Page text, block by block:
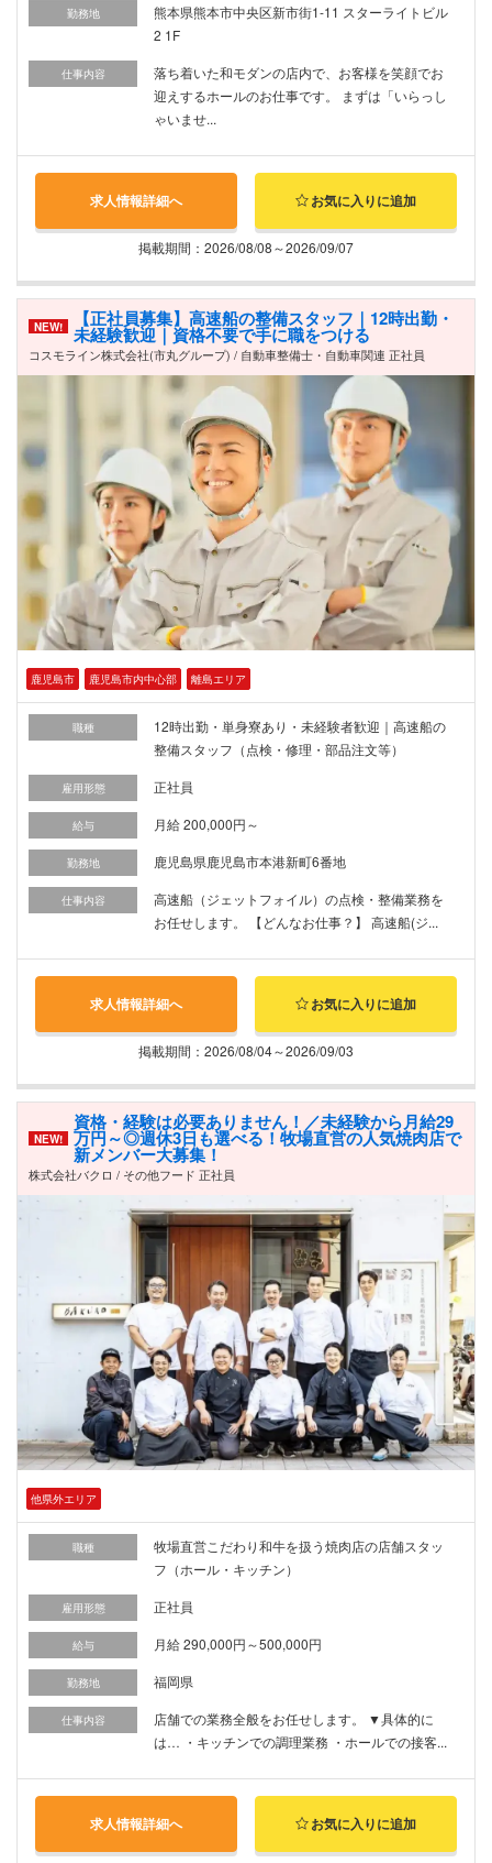
勤務地
熊本県熊本市中央区新市街1-11 スターライトビル
2 1F
仕事内容
落ち着いた和モダンの店内で、お客様を笑顔でお
迎えするホールのお仕事です。 まずは「いらっし
ゃいませ...
求人情報詳細へ お気に入りに追加
掲載期間：2026/08/08～2026/09/07
NEW! 【正社員募集】高速船の整備スタッフ｜12時出勤・
未経験歓迎｜資格不要で手に職をつける
コスモライン株式会社(市丸グループ) / 自動車整備士・自動車関連 正社員
鹿児島市 鹿児島市内中心部 離島エリア
職種
12時出勤・単身寮あり・未経験者歓迎｜高速船の
整備スタッフ（点検・修理・部品注文等）
雇用形態 正社員
給与 月給 200,000円～
勤務地 鹿児島県鹿児島市本港新町6番地
仕事内容
高速船（ジェットフォイル）の点検・整備業務を
お任せします。 【どんなお仕事？】 高速船(ジ...
求人情報詳細へ お気に入りに追加
掲載期間：2026/08/04～2026/09/03
NEW!
資格・経験は必要ありません！／未経験から月給29
万円～◎週休3日も選べる！牧場直営の人気焼肉店で
新メンバー大募集！
株式会社バクロ / その他フード 正社員
他県外エリア
職種
牧場直営こだわり和牛を扱う焼肉店の店舗スタッ
フ（ホール・キッチン）
雇用形態 正社員
給与 月給 290,000円～500,000円
勤務地 福岡県
仕事内容
店舗での業務全般をお任せします。 ▼具体的に
は… ・キッチンでの調理業務 ・ホールでの接客...
求人情報詳細へ お気に入りに追加